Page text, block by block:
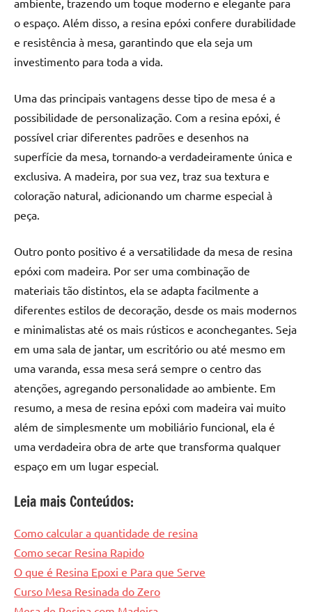
o espaço. Além disso, a resina epóxi confere durabilidade
e resistência à mesa, garantindo que ela seja um
investimento para toda a vida.
Uma das principais vantagens desse tipo de mesa é a
possibilidade de personalização. Com a resina epóxi, é
possível criar diferentes padrões e desenhos na
superfície da mesa, tornando-a verdadeiramente única e
exclusiva. A madeira, por sua vez, traz sua textura e
coloração natural, adicionando um charme especial à
peça.
Outro ponto positivo é a versatilidade da mesa de resina
epóxi com madeira. Por ser uma combinação de
materiais tão distintos, ela se adapta facilmente a
diferentes estilos de decoração, desde os mais modernos
e minimalistas até os mais rústicos e aconchegantes. Seja
em uma sala de jantar, um escritório ou até mesmo em
uma varanda, essa mesa será sempre o centro das
atenções, agregando personalidade ao ambiente. Em
resumo, a mesa de resina epóxi com madeira vai muito
além de simplesmente um mobiliário funcional, ela é
uma verdadeira obra de arte que transforma qualquer
espaço em um lugar especial.
Leia mais Conteúdos:
Como calcular a quantidade de resina
Como secar Resina Rapido
O que é Resina Epoxi e Para que Serve
Curso Mesa Resinada do Zero